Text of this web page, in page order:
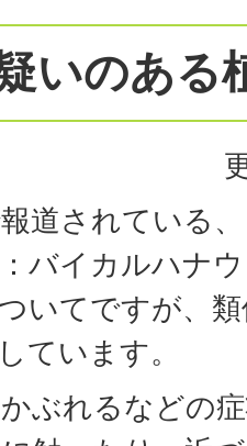
いのある
道されている
バイカルハナ
いてですが、
ています。
ぶれるなどの